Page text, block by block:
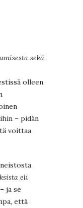
sekä
olleen
– pidän
voittaa
eli
ja se
että